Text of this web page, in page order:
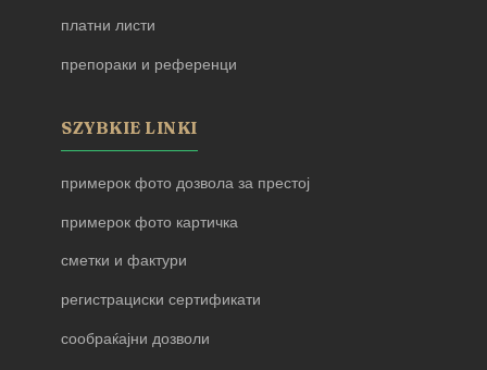
платни листи
препораки и референци
SZYBKIE LINKI
примерок фото дозвола за престој
примерок фото картичка
сметки и фактури
регистрациски сертификати
сообраќајни дозволи